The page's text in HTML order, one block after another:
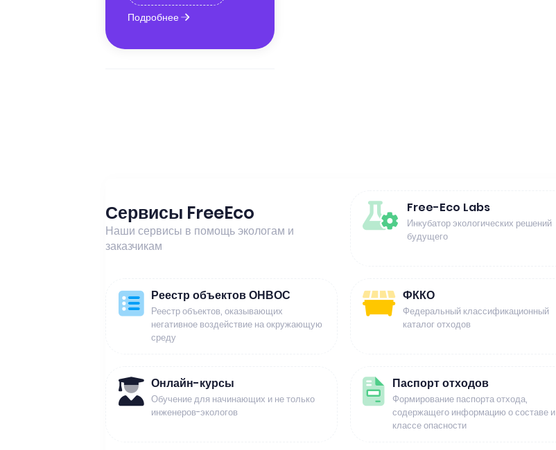
Подробнее
Сервисы FreeEco
Наши сервисы в помощь экологам и
заказчикам
Free-Eco Labs
Инкубатор экологических решений
будущего
Реестр объектов ОНВОС
Реестр объектов, оказывающих
негативное воздействие на окружающую
среду
ФККО
Федеральный классификационный
каталог отходов
Онлайн-курсы
Обучение для начинающих и не только
инженеров-экологов
Паспорт отходов
Формирование паспорта отхода,
содержащего информацию о составе и
классе опасности